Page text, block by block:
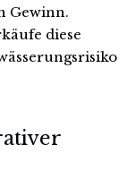
Gewinn.
diese